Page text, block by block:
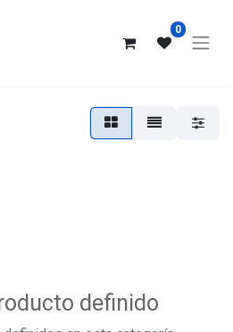
0
definido